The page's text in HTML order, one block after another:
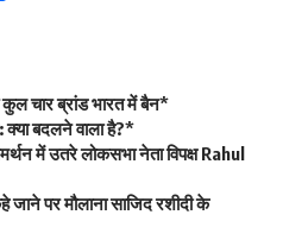
चार ब्रांड भारत में बैन*
क्या बदलने वाला है?*
में उतरे लोकसभा नेता विपक्ष Rahul
जाने पर मौलाना साजिद रशीदी के